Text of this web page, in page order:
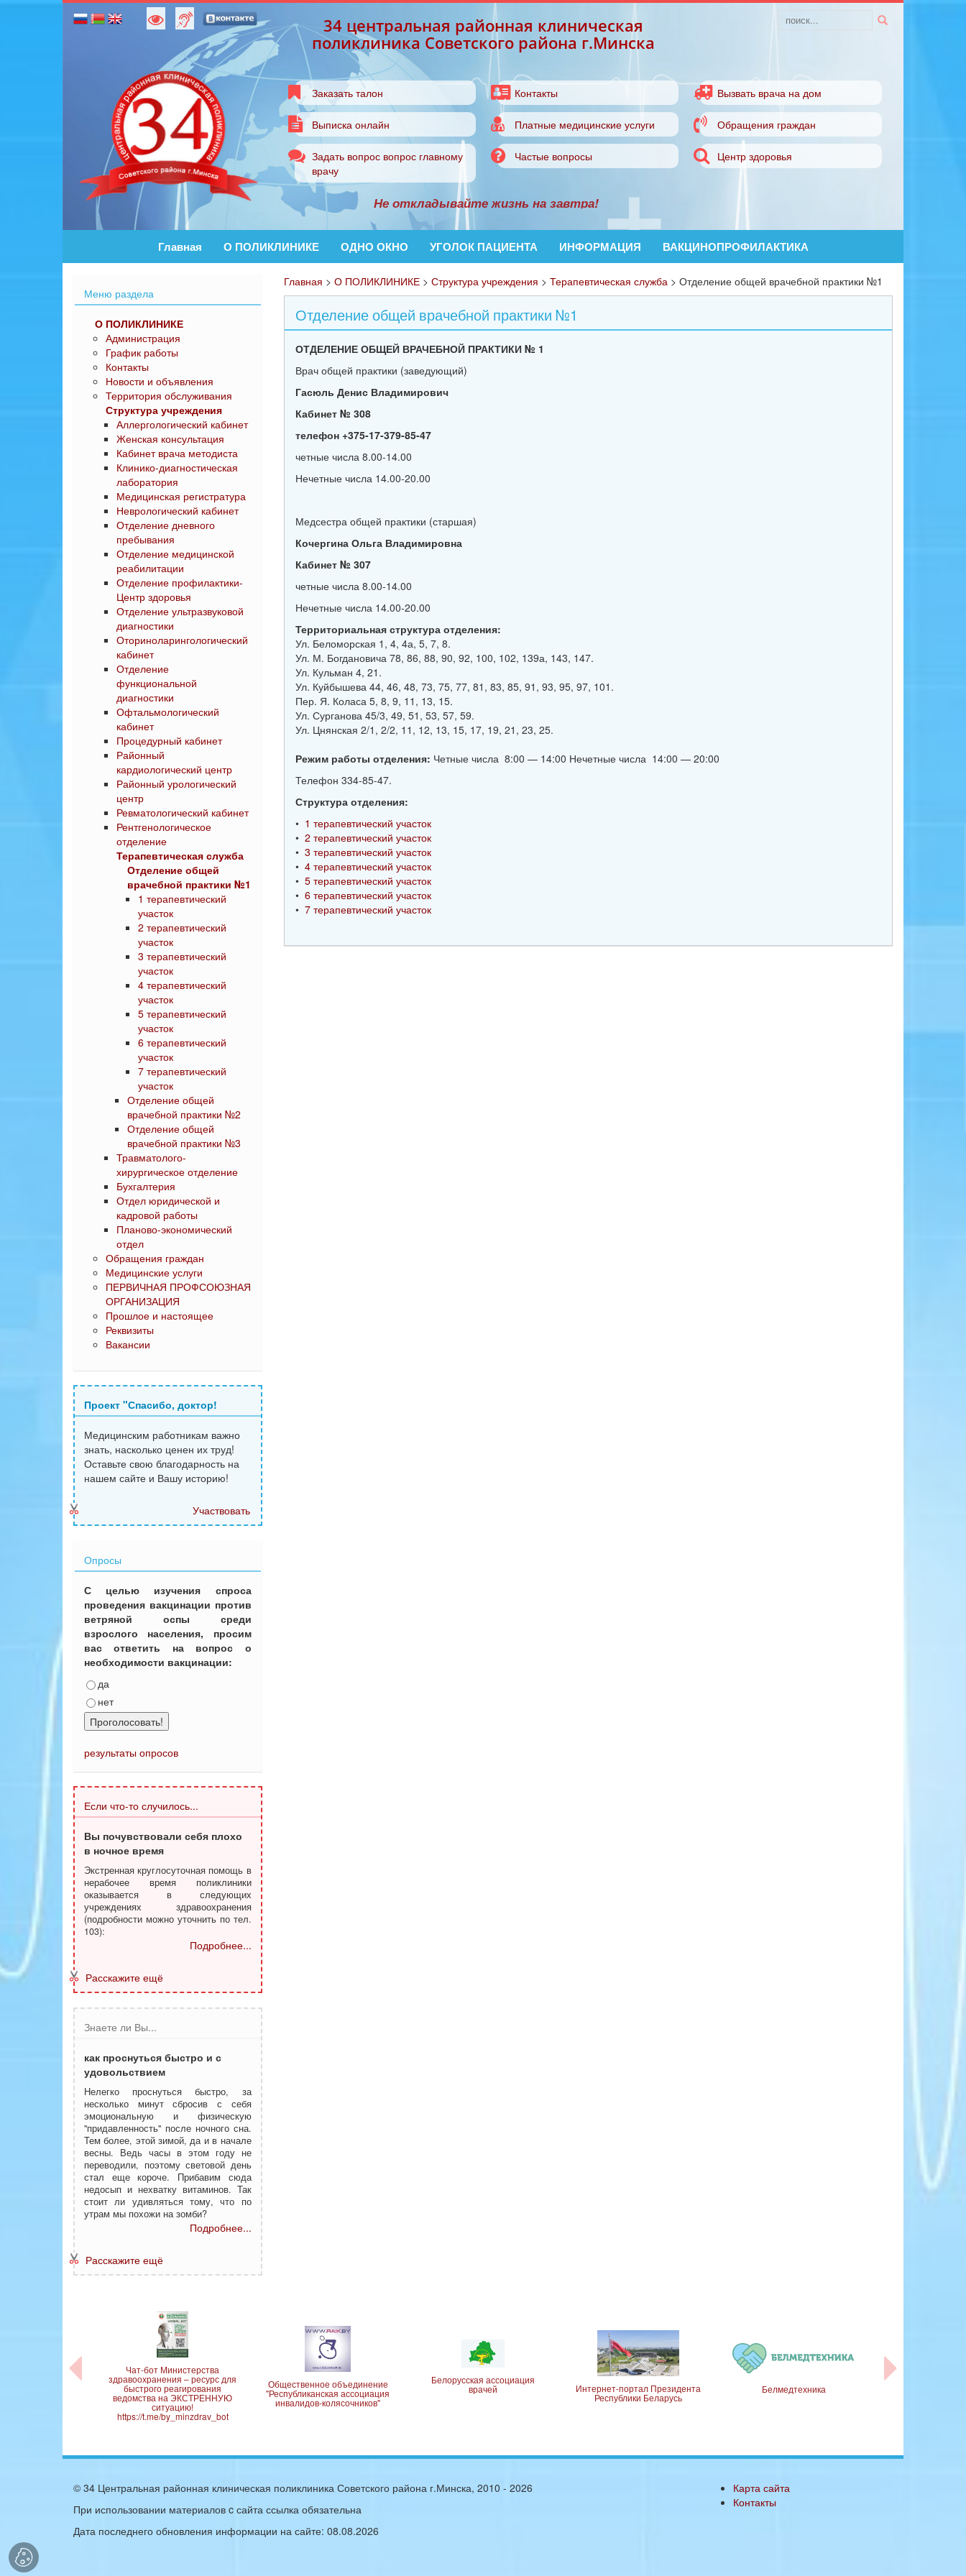
34 центральная районная клиническая
поликлиника Советского района г.Минска
Заказать талон Контакты Вызвать врача на дом
Выписка онлайн Платные медицинские услуги Обращения граждан
Задать вопрос вопрос главному
врачу
Частые вопросы Центр здоровья
Не откладывайте жизнь на завтра!
Главная О ПОЛИКЛИНИКЕ ОДНО ОКНО УГОЛОК ПАЦИЕНТА ИНФОРМАЦИЯ ВАКЦИНОПРОФИЛАКТИКА
Главная > О ПОЛИКЛИНИКЕ> Структура учреждения > Терапевтическая служба> Отделение общей врачебной практики №1
Отделение общей врачебной практики №1
ОТДЕЛЕНИЕ ОБЩЕЙ ВРАЧЕБНОЙ ПРАКТИКИ № 1
Врач общей практики (заведующий)
Гасюль Денис Владимирович
Кабинет № 308
телефон +375-17-379-85-47
четные числа 8.00-14.00
Нечетные числа 14.00-20.00
Медсестра общей практики (старшая)
Кочергина Ольга Владимировна
Кабинет № 307
четные числа 8.00-14.00
Нечетные числа 14.00-20.00
Территориальная структура отделения:
Ул. Беломорская 1, 4, 4а, 5, 7, 8.
Ул. М. Богдановича 78, 86, 88, 90, 92, 100, 102, 139а, 143, 147.
Ул. Кульман 4, 21.
Ул. Куйбышева 44, 46, 48, 73, 75, 77, 81, 83, 85, 91, 93, 95, 97, 101.
Пер. Я. Коласа 5, 8, 9, 11, 13, 15.
Ул. Сурганова 45/3, 49, 51, 53, 57, 59.
Ул. Цнянская 2/1, 2/2, 11, 12, 13, 15, 17, 19, 21, 23, 25.
Режим работы отделения: Четные числа 8:00 — 14:00 Нечетные числа 14:00 — 20:00
Телефон 334-85-47.
Структура отделения:
• 1 терапевтический участок
• 2 терапевтический участок
• 3 терапевтический участок
• 4 терапевтический участок
• 5 терапевтический участок
• 6 терапевтический участок
• 7 терапевтический участок
Меню раздела
О ПОЛИКЛИНИКЕ
Администрация
График работы
Контакты
Новости и объявления
Территория обслуживания
Структура учреждения
Аллергологический кабинет
Женская консультация
Кабинет врача методиста
Клинико-диагностическая
лаборатория
Медицинская регистратура
Неврологический кабинет
Отделение дневного
пребывания
Отделение медицинской
реабилитации
Отделение профилактики-
Центр здоровья
Отделение ультразвуковой
диагностики
Оториноларингологический
кабинет
Отделение
функциональной
диагностики
Офтальмологический
кабинет
Процедурный кабинет
Районный
кардиологический центр
Районный урологический
центр
Ревматологический кабинет
Рентгенологическое
отделение
Терапевтическая служба
Отделение общей
врачебной практики №1
1 терапевтический
участок
2 терапевтический
участок
3 терапевтический
участок
4 терапевтический
участок
5 терапевтический
участок
6 терапевтический
участок
7 терапевтический
участок
Отделение общей
врачебной практики №2
Отделение общей
врачебной практики №3
Травматолого-
хирургическое отделение
Бухгалтерия
Отдел юридической и
кадровой работы
Планово-экономический
отдел
Обращения граждан
Медицинские услуги
ПЕРВИЧНАЯ ПРОФСОЮЗНАЯ
ОРГАНИЗАЦИЯ
Прошлое и настоящее
Реквизиты
Вакансии
Проект "Спасибо, доктор!
Медицинским работникам важно
знать, насколько ценен их труд!
Оставьте свою благодарность на
нашем сайте и Вашу историю!
Участвовать
Опросы
С целью изучения спроса
проведения вакцинации против
ветряной оспы среди
взрослого населения, просим
вас ответить на вопрос о
необходимости вакцинации:
да
нет
Проголосовать!
результаты опросов
Если что-то случилось...
Вы почувствовали себя плохо
в ночное время
Экстренная круглосуточная помощь в
нерабочее время поликлиники
оказывается в следующих
учреждениях здравоохранения
(подробности можно уточнить по тел.
103):
Подробнее...
Расскажите ещё
Знаете ли Вы...
как проснуться быстро и с
удовольствием
Нелегко проснуться быстро, за
несколько минут сбросив с себя
эмоциональную и физическую
"придавленность" после ночного сна.
Тем более, этой зимой, да и в начале
весны. Ведь часы в этом году не
переводили, поэтому световой день
стал еще короче. Прибавим сюда
недосып и нехватку витаминов. Так
стоит ли удивляться тому, что по
утрам мы похожи на зомби?
Подробнее...
Расскажите ещё
Чат-бот Министерства
здравоохранения – ресурс для
быстрого реагирования
ведомства на ЭКСТРЕННУЮ
ситуацию!
https://t.me/by_minzdrav_bot
Общественное объединение
"Республиканская ассоциация
инвалидов-колясочников"
Белорусская ассоциация
врачей Интернет-портал Президента
Республики Беларусь
Белмедтехника
Карта сайта
Контакты
© 34 Центральная районная клиническая поликлиника Советского района г.Минска, 2010 - 2026
При использовании материалов c сайта ссылка обязательна
Дата последнего обновления информации на сайте: 08.08.2026